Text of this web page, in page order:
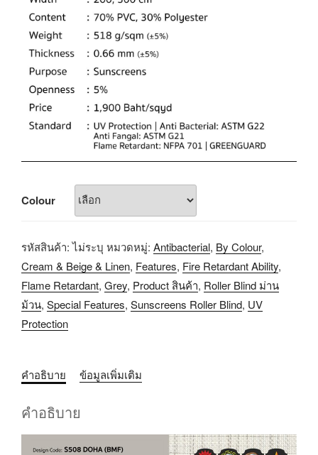
Colour
รหัสสินค้า:ไม่ระบุ หมวดหมู่: Antibacterial, By Colour,
Cream & Beige & Linen, Features, Fire Retardant Ability,
Flame Retardant, Grey, Product สินค้า, Roller Blind ม่าน
ม้วน, Special Features, Sunscreens Roller Blind, UV
Protection
คำอธิบาย ข้อมูลเพิ่มเติม
คำอธิบาย